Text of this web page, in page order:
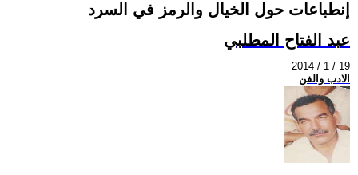
إنطباعات حول الخيال والرمز في السرد
عبد الفتاح المطلبي
2014 / 1 / 19
الادب والفن